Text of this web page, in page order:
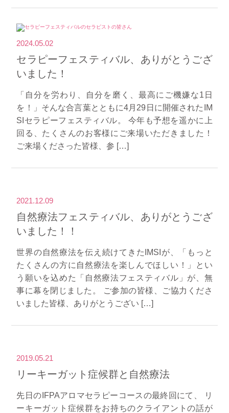
2024.05.02
セラピーフェスティバル、ありがとうござ
いました！
「自分を労わり、自分を磨く、最高にご機嫌な1日
を！」そんな合言葉とともに4月29日に開催されたIM
SIセラピーフェスティバル。 今年も予想を遥かに上
回る、たくさんのお客様にご来場いただきました！
ご来場くださった皆様、参 […]
2021.12.09
自然療法フェスティバル、ありがとうござ
いました！！
世界の自然療法を伝え続けてきたIMSIが、「もっと
たくさんの方に自然療法を楽しんでほしい！」とい
う願いを込めた「自然療法フェスティバル」が、無
事に幕を閉じました。 ご参加の皆様、ご協力くださ
いました皆様、ありがとうござい […]
2019.05.21
リーキーガット症候群と自然療法
先日のIFPAアロマセラピーコースの最終回にて、 リ
ーキーガット症候群をお持ちのクライアントの話が